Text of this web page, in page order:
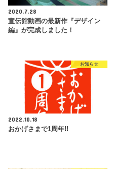
2020.7.28
宣伝館動画の最新作『デザイン
編』が完成しました！
お知らせ
2022.10.18
おかげさまで1周年!!